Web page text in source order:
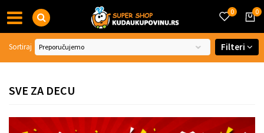
0
0
SVE ZA DECU
Sortiraj Filteri